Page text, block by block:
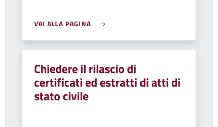
VAI ALLA PAGINA
Chiedere il rilascio di
certificati ed estratti di atti di
stato civile